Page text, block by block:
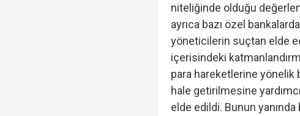
niteliğinde olduğu
ayrıca bazı özel
yöneticilerin suçtan elde
içerisindeki
para hareketlerine
hale getirilmesine
elde edildi. Bunun